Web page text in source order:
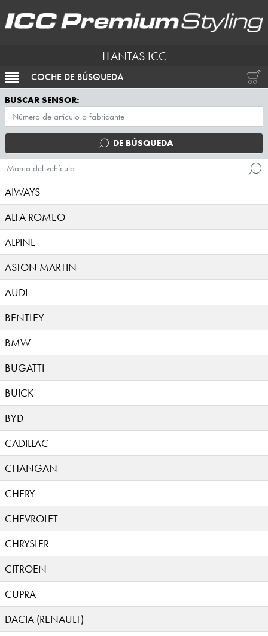
LLANTAS ICC
ACTIVAR NAVEGACIÓN
COCHE DE BÚSQUEDA
BUSCAR SENSOR:
DE BÚSQUEDA
Marca del vehículo
AIWAYS
ALFA ROMEO
ALPINE
ASTON MARTIN
AUDI
BENTLEY
BMW
BUGATTI
BUICK
BYD
CADILLAC
CHANGAN
CHERY
CHEVROLET
CHRYSLER
CITROEN
CUPRA
DACIA (RENAULT)